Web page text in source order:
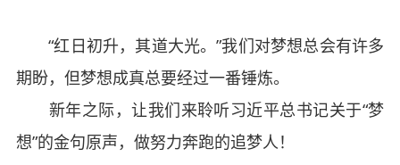
“红日初升，其道大光。”我们对梦想总会有许多
期盼，但梦想成真总要经过一番锤炼。
新年之际，让我们来聆听习近平总书记关于“梦
想”的金句原声，做努力奔跑的追梦人！